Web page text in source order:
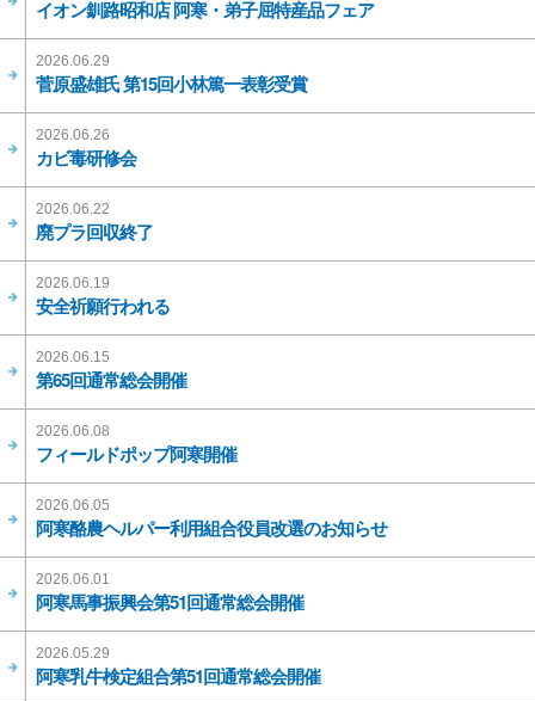
イオン釧路昭和店 阿寒・弟子屈特産品フェア
2026.06.29
菅原盛雄氏 第15回小林篤一表彰受賞
2026.06.26
カビ毒研修会
2026.06.22
廃プラ回収終了
2026.06.19
安全祈願行われる
2026.06.15
第65回通常総会開催
2026.06.08
フィールドポップ阿寒開催
2026.06.05
阿寒酪農ヘルパー利用組合役員改選のお知らせ
2026.06.01
阿寒馬事振興会第51回通常総会開催
2026.05.29
阿寒乳牛検定組合第51回通常総会開催